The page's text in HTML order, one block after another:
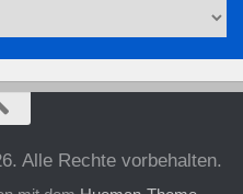
Alle Rechte vorbehalten.